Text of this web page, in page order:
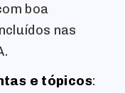
boa
nas
e tópicos: